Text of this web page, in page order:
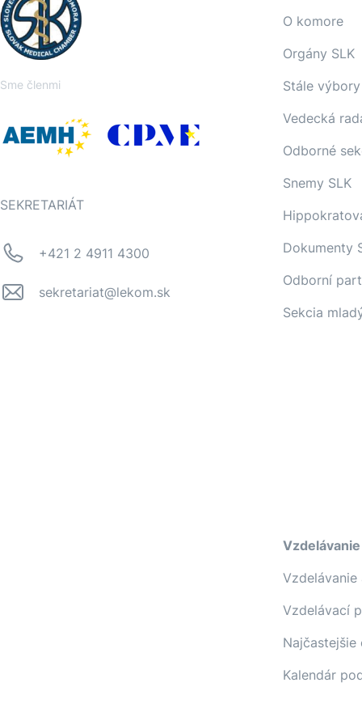
Sme členmi
SEKRETARIÁT
+421 2 4911 4300
sekretariat@lekom.sk
O komore
Orgány SLK
Stále výbory
Vedecká
Odborné
Snemy SLK
Dokumenty
Odborní
Sekcia
Vzdelávanie
Vzdelávací
Kalendár